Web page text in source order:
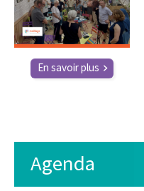
En savoir plus
Agenda